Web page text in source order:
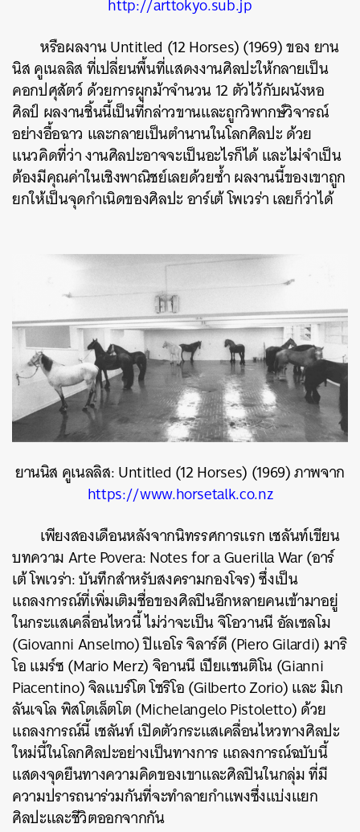
http://arttokyo.sub.jp
หรือผลงาน Untitled (12 Horses) (1969) ของ ยาน
นิส คูเนลลิส ที่เปลี่ยนพื้นที่แสดงงานศิลปะให้กลายเป็น
คอกปศุสัตว์ ด้วยการผูกม้าจำนวน 12 ตัวไว้กับผนังหอ
ศิลป์ ผลงานชิ้นนี้เป็นที่กล่าวขานและถูกวิพากษ์วิจารณ์
อย่างอื้อฉาว และกลายเป็นตำนานในโลกศิลปะ ด้วย
แนวคิดที่ว่า งานศิลปะอาจจะเป็นอะไรก็ได้ และไม่จำเป็น
ต้องมีคุณค่าในเชิงพาณิชย์เลยด้วยซ้ำ ผลงานนี้ของเขาถูก
ยกให้เป็นจุดกำเนิดของศิลปะ อาร์เต้ โพเวร่า เลยก็ว่าได้
ยานนิส คูเนลลิส: Untitled (12 Horses) (1969) ภาพจาก
https://www.horsetalk.co.nz
เพียงสองเดือนหลังจากนิทรรศการแรก เชลันท์เขียน
บทความ Arte Povera: Notes for a Guerilla War (อาร์
เต้ โพเวร่า: บันทึกสำหรับสงครามกองโจร) ซึ่งเป็น
แถลงการณ์ที่เพิ่มเติมชื่อของศิลปินอีกหลายคนเข้ามาอยู่
ในกระแสเคลื่อนไหวนี้ ไม่ว่าจะเป็น จิโอวานนี อัลเซลโม
(Giovanni Anselmo) ปิแอโร จิลาร์ดี (Piero Gilardi) มาริ
โอ แมร์ซ (Mario Merz) จิอานนี เปียเเชนติโน (Gianni
Piacentino) จิลแบร์โต โซริโอ (Gilberto Zorio) และ มิเก
ลันเจโล พิสโตเล็ตโต (Michelangelo Pistoletto) ด้วย
แถลงการณ์นี้ เชลันท์ เปิดตัวกระแสเคลื่อนไหวทางศิลปะ
ใหม่นี้ในโลกศิลปะอย่างเป็นทางการ แถลงการณ์ฉบับนี้
แสดงจุดยืนทางความคิดของเขาและศิลปินในกลุ่ม ที่มี
ความปรารถนาร่วมกันที่จะทำลายกำแพงซึ่งแบ่งแยก
ศิลปะและชีวิตออกจากกัน